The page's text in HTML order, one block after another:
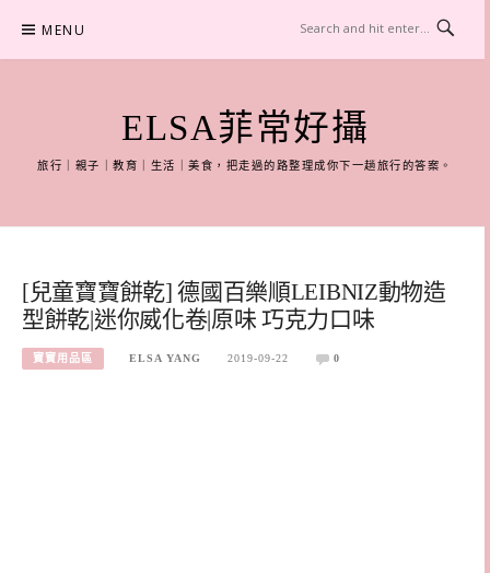
content
MENU
ELSA菲常好攝
旅行｜親子｜教育｜生活｜美食，把走過的路整理成你下一趟旅行的答案。
[兒童寶寶餅乾] 德國百樂順LEIBNIZ動物造
型餅乾|迷你威化卷|原味 巧克力口味
寶寶用品區 ELSA YANG 2019-09-22 0